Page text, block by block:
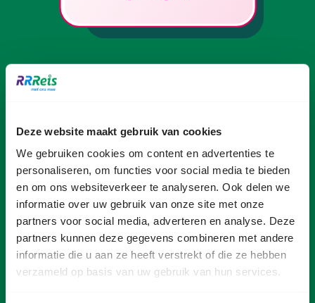
Deze website maakt gebruik van cookies
We gebruiken cookies om content en advertenties te
personaliseren, om functies voor social media te bieden
en om ons websiteverkeer te analyseren. Ook delen we
informatie over uw gebruik van onze site met onze
partners voor social media, adverteren en analyse. Deze
partners kunnen deze gegevens combineren met andere
informatie die u aan ze heeft verstrekt of die ze hebben
verzameld op basis van uw gebruik van hun services.
In- en uitchecken zoals jij
Straks kun je via OVPay in heel Nederland in- en
uitchecken zoals jij dat wilt. Niet alleen met je
OV-chipkaart, maar ook met je bankpas, credit
card, mobiel, of smartwatch! Zo hoef je nooit
meer je saldo te laden en ben je altijd klaar om
te reizen. makkelijk en flexibel dus. Meer weten?